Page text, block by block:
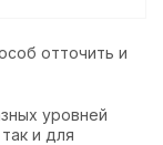
отточить и
уровней
и для